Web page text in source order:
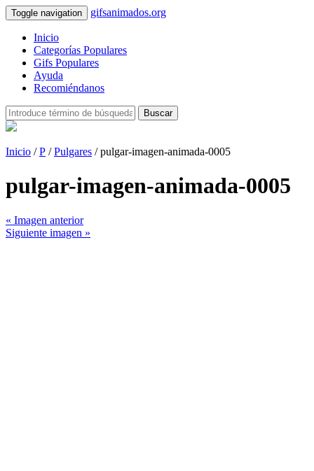
Toggle navigation gifsanimados.org
Inicio
Categorías Populares
Gifs Populares
Ayuda
Recomiéndanos
Buscar
Inicio /P /Pulgares / pulgar-imagen-animada-0005
pulgar-imagen-animada-0005
« Imagen anterior
Siguiente imagen »